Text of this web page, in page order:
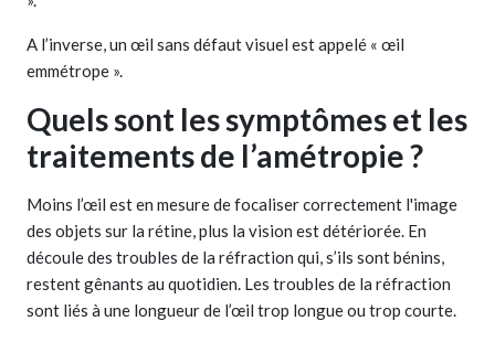
A l’inverse, un œil sans défaut visuel est appelé « œil
emmétrope ».
Quels sont les symptômes et les
traitements de l’amétropie ?
Moins l’œil est en mesure de focaliser correctement l'image
des objets sur la rétine, plus la vision est détériorée. En
découle des troubles de la réfraction qui, s’ils sont bénins,
restent gênants au quotidien. Les troubles de la réfraction
sont liés à une longueur de l’œil trop longue ou trop courte.